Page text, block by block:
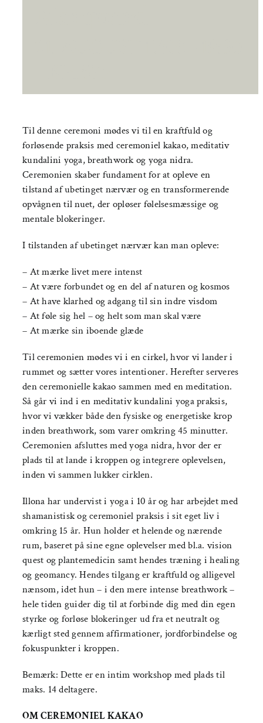
Til denne ceremoni mødes vi til en kraftfuld og
forløsende praksis med ceremoniel kakao, meditativ
kundalini yoga, breathwork og yoga nidra.
Ceremonien skaber fundament for at opleve en
tilstand af ubetinget nærvær og en transformerende
opvågnen til nuet, der opløser følelsesmæssige og
mentale blokeringer.
I tilstanden af ubetinget nærvær kan man opleve:
– At mærke livet mere intenst
– At være forbundet og en del af naturen og kosmos
– At have klarhed og adgang til sin indre visdom
– At føle sig hel – og helt som man skal være
– At mærke sin iboende glæde
Til ceremonien mødes vi i en cirkel, hvor vi lander i
rummet og sætter vores intentioner. Herefter serveres
den ceremonielle kakao sammen med en meditation.
Så går vi ind i en meditativ kundalini yoga praksis,
hvor vi vækker både den fysiske og energetiske krop
inden breathwork, som varer omkring 45 minutter.
Ceremonien afsluttes med yoga nidra, hvor der er
plads til at lande i kroppen og integrere oplevelsen,
inden vi sammen lukker cirklen.
Illona har undervist i yoga i 10 år og har arbejdet med
shamanistisk og ceremoniel praksis i sit eget liv i
omkring 15 år. Hun holder et helende og nærende
rum, baseret på sine egne oplevelser med bl.a. vision
quest og plantemedicin samt hendes træning i healing
og geomancy. Hendes tilgang er kraftfuld og alligevel
nænsom, idet hun – i den mere intense breathwork –
hele tiden guider dig til at forbinde dig med din egen
styrke og forløse blokeringer ud fra et neutralt og
kærligt sted gennem affirmationer, jordforbindelse og
fokuspunkter i kroppen.
Bemærk: Dette er en intim workshop med plads til
maks. 14 deltagere.
OM CEREMONIEL KAKAO